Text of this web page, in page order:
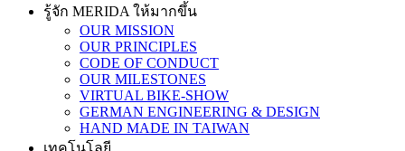
รู้จัก MERIDA ให้มากขึ้น
OUR MISSION
OUR PRINCIPLES
CODE OF CONDUCT
OUR MILESTONES
VIRTUAL BIKE-SHOW
GERMAN ENGINEERING & DESIGN
HAND MADE IN TAIWAN
เทคโนโลยี